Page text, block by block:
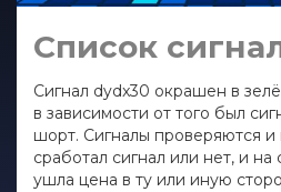
Список
Сигнал dydx30 окрашен в
в зависимости от того был
шорт. Сигналы проверяются
сработал сигнал или нет, и на
ушла цена в ту или иную